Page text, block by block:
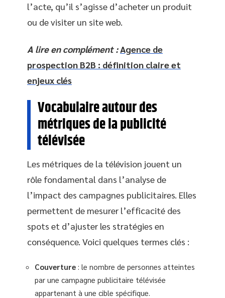
l’acte, qu’il s’agisse d’acheter un produit
ou de visiter un site web.
A lire en complément : Agence de
prospection B2B : définition claire et
enjeux clés
Vocabulaire autour des
métriques de la publicité
télévisée
Les métriques de la télévision jouent un
rôle fondamental dans l’analyse de
l’impact des campagnes publicitaires. Elles
permettent de mesurer l’efficacité des
spots et d’ajuster les stratégies en
conséquence. Voici quelques termes clés :
Couverture : le nombre de personnes atteintes
par une campagne publicitaire télévisée
appartenant à une cible spécifique.